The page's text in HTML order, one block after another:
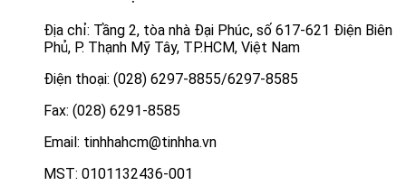
Địa chỉ: Tầng 2, tòa nhà Đại Phúc, số 617-621 Điện Biên
Phủ, P. Thạnh Mỹ Tây, TP.HCM, Việt Nam
Điện thoại: (028) 6297-8855/6297-8585
Fax: (028) 6291-8585
Email: tinhhahcm@tinhha.vn
MST: 0101132436-001